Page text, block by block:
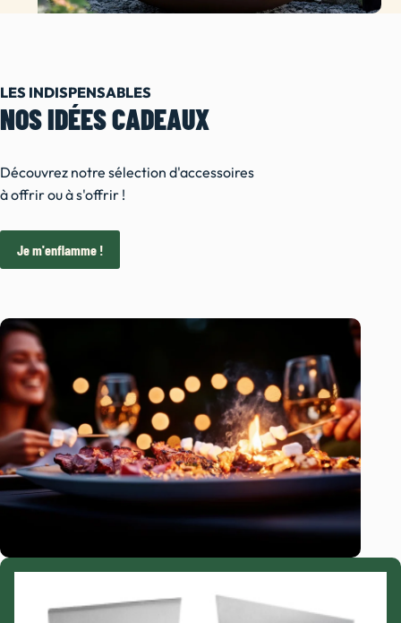
LES INDISPENSABLES
NOS IDÉES CADEAUX
Découvrez notre sélection d'accessoires
à offrir ou à s'offrir !
Je m'enflamme !